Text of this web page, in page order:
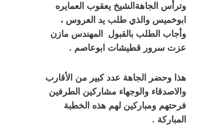
وترأس الجاهةالشيخ يعقوب العمايره
ابوخميس والذي طلب يد العروس ،
وأجاب الطلب بالقبول المهندس مازن
عزت سرور قطيشات ابوعاصم .
هذا وحضر الجاهة عدد كبير من الأقارب
والاصدقاء والوجهاء مشاركين الطرفين
فرحتهم ومباركين لهم هذه الخطبة
المباركة .